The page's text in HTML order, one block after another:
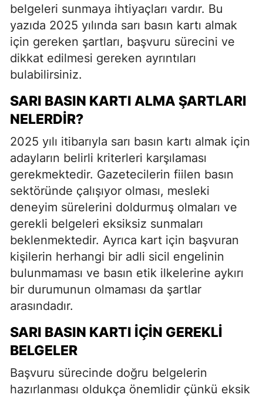
belgeleri sunmaya ihtiyaçları vardır. Bu
yazıda 2025 yılında sarı basın kartı almak
için gereken şartları, başvuru sürecini ve
dikkat edilmesi gereken ayrıntıları
bulabilirsiniz.
SARI BASIN KARTI ALMA ŞARTLARI
NELERDIR?
2025 yılı itibarıyla sarı basın kartı almak için
adayların belirli kriterleri karşılaması
gerekmektedir. Gazetecilerin fiilen basın
sektöründe çalışıyor olması, mesleki
deneyim sürelerini doldurmuş olmaları ve
gerekli belgeleri eksiksiz sunmaları
beklenmektedir. Ayrıca kart için başvuran
kişilerin herhangi bir adli sicil engelinin
bulunmaması ve basın etik ilkelerine aykırı
bir durumunun olmaması da şartlar
arasındadır.
SARI BASIN KARTI İÇIN GEREKLI
BELGELER
Başvuru sürecinde doğru belgelerin
hazırlanması oldukça önemlidir çünkü eksik